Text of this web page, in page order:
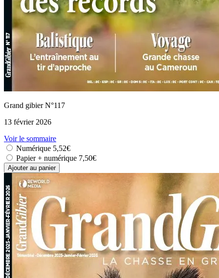
Grand gibier N°117
13 février 2026
Voir le sommaire
Numérique 5,52€
Papier + numérique 7,50€